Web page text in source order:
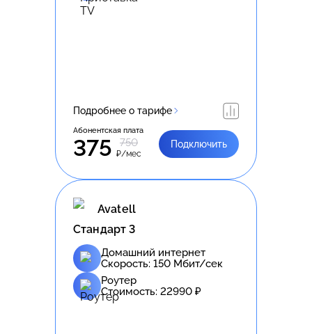
Подробнее о тарифе
Абонентская плата
375 750
₽/мес
Подключить
Avatell
Стандарт 3
Домашний интернет
Скорость: 150 Мбит/сек
Роутер
Стоимость: 22990 ₽